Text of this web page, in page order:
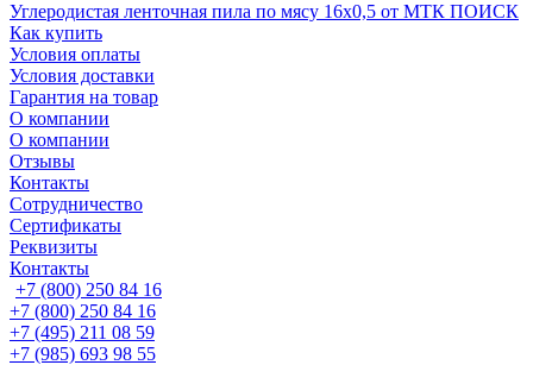
Углеродистая ленточная пила по мясу 16х0,5 от МТК ПОИСК
Как купить
Условия оплаты
Условия доставки
Гарантия на товар
О компании
О компании
Отзывы
Контакты
Сотрудничество
Сертификаты
Реквизиты
Контакты
+7 (800) 250 84 16
+7 (800) 250 84 16
+7 (495) 211 08 59
+7 (985) 693 98 55